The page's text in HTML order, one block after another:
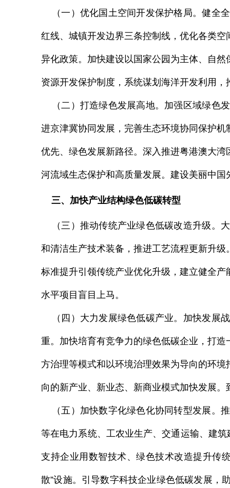
（一）优化国土空间开发保护格局。健全
红线、城镇开发边界三条控制线，优化各类
异化政策。加快建设以国家公园为主体、自
资源开发保护制度，系统谋划海洋开发利用
（二）打造绿色发展高地。加强区域绿色
进京津冀协同发展，完善生态环境协同保护
优先、绿色发展新路径。深入推进粤港澳大
河流域生态保护和高质量发展。建设美丽中
三、加快产业结构绿色低碳转型
（三）推动传统产业绿色低碳改造升级。
和清洁生产技术装备，推进工艺流程更新升
标准提升引领传统产业优化升级，建立健全
水平项目盲目上马。
（四）大力发展绿色低碳产业。加快发展
重。加快培育有竞争力的绿色低碳企业，打
方治理等模式和以环境治理效果为导向的环
向的新产业、新业态、新商业模式加快发展。
（五）加快数字化绿色化协同转型发展。
等在电力系统、工农业生产、交通运输、建
支持企业用数智技术、绿色技术改造提升传
散”设施。引导数字科技企业绿色低碳发展，